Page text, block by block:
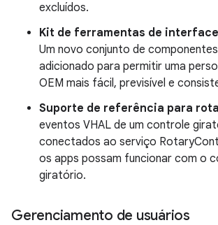
excluídos.
Kit de ferramentas de
Um novo conjunto de
adicionado para permitir uma
OEM mais fácil, previsível e
Suporte de referência para
eventos VHAL de um controle
conectados ao serviço
os apps possam funcionar com o
giratório.
Gerenciamento de usuários